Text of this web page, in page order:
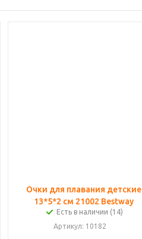
Очки для плавания детские
13*5*2 см 21002 Bestway
Есть в наличии (14)
Артикул: 10182